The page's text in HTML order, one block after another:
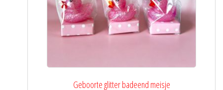
Geboorte glitter badeend meisje